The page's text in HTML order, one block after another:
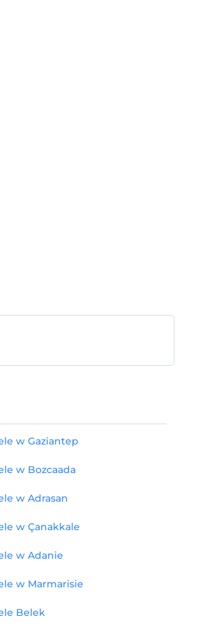
w Gaziantep
w Bozcaada
w Adrasan
w Çanakkale
w Adanie
w Marmarisie
Belek